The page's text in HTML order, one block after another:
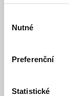
souhlasu
Nutné
Preferenční
Statistické